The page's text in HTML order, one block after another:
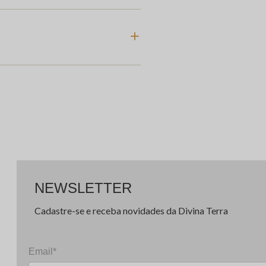
NEWSLETTER
Cadastre-se e receba novidades da Divina Terra
Email*